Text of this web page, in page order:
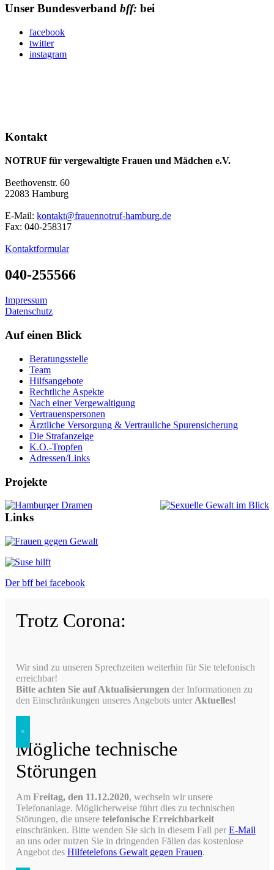
Unser Bundesverband bff: bei
facebook
twitter
instagram
Kontakt
NOTRUF für vergewaltigte Frauen und Mädchen e.V.
Beethovenstr. 60
22083 Hamburg
E-Mail: kontakt@frauennotruf-hamburg.de
Fax: 040-258317
Kontaktformular
040-255566
Impressum
Datenschutz
Auf einen Blick
Beratungsstelle
Team
Hilfsangebote
Rechtliche Aspekte
Nach einer Vergewaltigung
Vertrauenspersonen
Ärztliche Versorgung & Vertrauliche Spurensicherung
Die Strafanzeige
K.O.-Tropfen
Adressen/Links
Projekte
Links
Der bff bei facebook
Trotz Corona:
Wir sind zu unseren Sprechzeiten weiterhin für Sie telefonisch
erreichbar!
Bitte achten Sie auf Aktualisierungen der Informationen zu
den Einschränkungen unseres Angebots unter Aktuelles!
×
Mögliche technische
Störungen
Am Freitag, den 11.12.2020, wechseln wir unsere
Telefonanlage. Möglicherweise führt dies zu technischen
Störungen, die unsere telefonische Erreichbarkeit
einschränken. Bitte wenden Sie sich in diesem Fall per E-Mail
an uns oder nutzen Sie in dringenden Fällen das kostenlose
Angebot des Hilfetelefons Gewalt gegen Frauen.